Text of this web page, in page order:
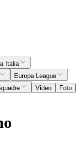
Italia
Europa League
Video
Foto